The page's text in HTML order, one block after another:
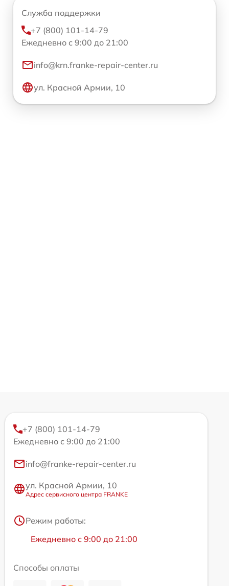
Служба поддержки
+7 (800) 101-14-79
Ежедневно с 9:00 до 21:00
info@krn.franke-repair-center.ru
ул. Красной Армии, 10
+7 (800) 101-14-79
Ежедневно с 9:00 до 21:00
info@franke-repair-center.ru
ул. Красной Армии, 10
Адрес сервисного центра FRANKE
Режим работы:
Ежедневно с 9:00 до 21:00
Способы оплаты